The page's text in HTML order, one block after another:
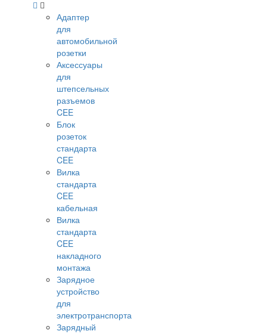
Адаптер
для
автомобильной
розетки
Аксессуары
для
штепсельных
разъемов
CEE
Блок
розеток
стандарта
CEE
Вилка
стандарта
CEE
кабельная
Вилка
стандарта
CEE
накладного
монтажа
Зарядное
устройство
для
электротранспорта
Зарядный